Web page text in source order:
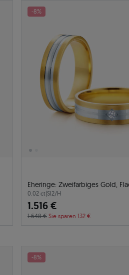
-8%
Eheringe: Zweifarbiges Gold,
0.02 ct|SI2/H
1.516 €
1.648 € Sie sparen 132 €
-8%